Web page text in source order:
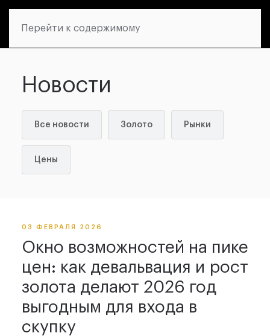
Перейти к содержимому
Новости
Все новости Золото Рынки
Цены
03 ФЕВРАЛЯ 2026
Окно возможностей на пике
цен: как девальвация и рост
золота делают 2026 год
выгодным для входа в
скупку